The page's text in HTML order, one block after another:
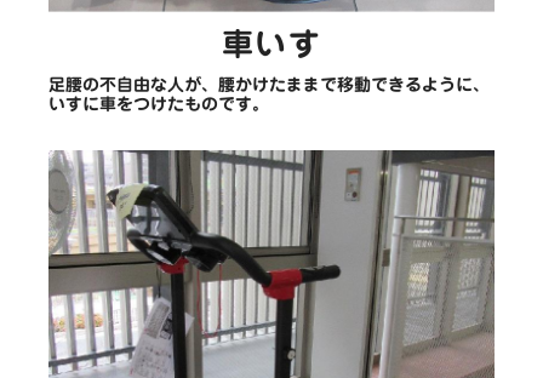
車いす
足腰の不自由な人が、腰かけたままで移動できるように、
いすに車をつけたものです。